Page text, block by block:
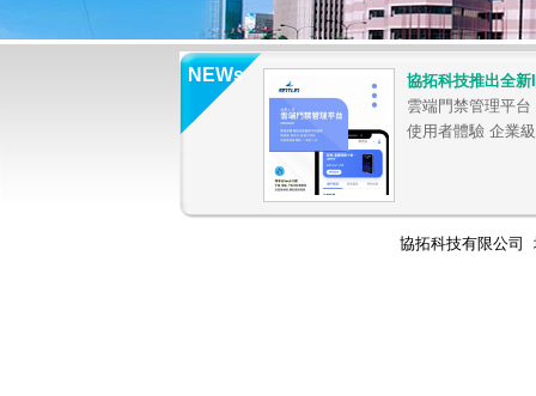
NEWs
協拓科技推出全
雲端門禁管理平
使用者體驗 企業
協拓科技有限公司